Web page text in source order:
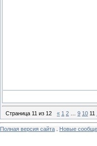
Страница 11 из 12 « 1 2 9 10 11
Полная версия сайта Новые